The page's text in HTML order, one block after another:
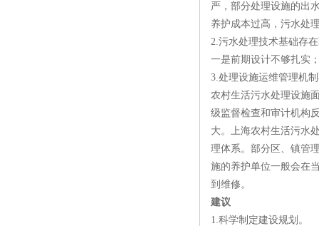
严，部分处理设施的出
养护成本过高，污水处
2.污水处理技术基础存
一是前期设计不够扎实
3.处理设施运维管理机
农村生活污水处理设施
级监督检查和审计机构
大。上海农村生活污水
理体系。部分区、镇管
施的养护单位一般会在
到维修。
建议
1.科学制定建设规划。